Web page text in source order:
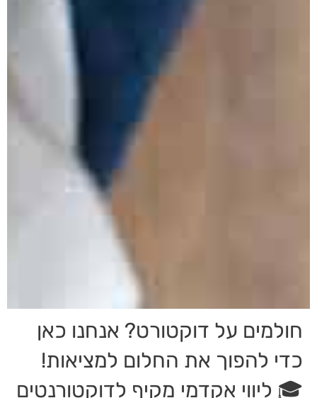
חולמים על דוקטורט? אנחנו כאן
כדי להפוך את החלום למציאות!
🎓 ליווי אקדמי מקיף לדוקטורנטים